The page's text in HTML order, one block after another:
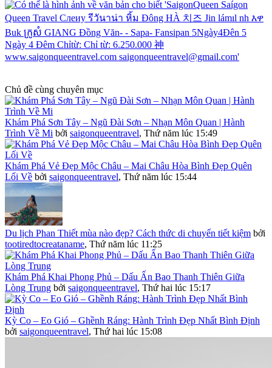
Chủ đề cùng chuyên mục
Khám Phá Sơn Tây – Ngũ Đài Sơn – Nhạn Môn Quan | Hành
Trình Về Mi bởi saigonqueentravel, Thứ năm lúc 15:49
Khám Phá Vẻ Đẹp Mộc Châu – Mai Châu Hòa Bình Đẹp Quên
Lối Về bởi saigonqueentravel, Thứ năm lúc 15:44
Du lịch Phan Thiết mùa nào đẹp? Cách thức di chuyển tiết kiệm bởi
tootiredtocreataname, Thứ năm lúc 11:25
Khám Phá Khai Phong Phủ – Dấu Ấn Bao Thanh Thiên Giữa
Lòng Trung bởi saigonqueentravel, Thứ hai lúc 15:17
Kỳ Co – Eo Gió – Ghềnh Ráng: Hành Trình Đẹp Nhất Bình Định
bởi saigonqueentravel, Thứ hai lúc 15:08